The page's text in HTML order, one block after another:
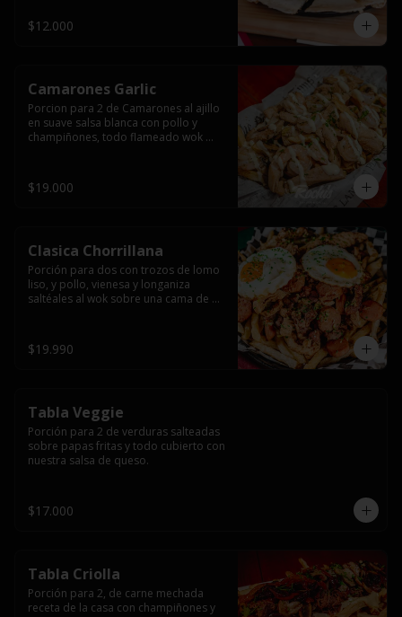
$12.000
Camarones Garlic
Porcion para 2 de Camarones al ajillo
en suave salsa blanca con pollo y
champiñones, todo flameado wok
$19.000
Clasica Chorrillana
Porción para dos con trozos de lomo
liso, y pollo, vienesa y longaniza
saltéales al wok sobre una cama de
$19.990
Tabla Veggie
Porción para 2 de verduras salteadas
sobre papas fritas y todo cubierto con
nuestra salsa de queso.
$17.000
Tabla Criolla
Porción para 2, de carne mechada
receta de la casa con champiñones y